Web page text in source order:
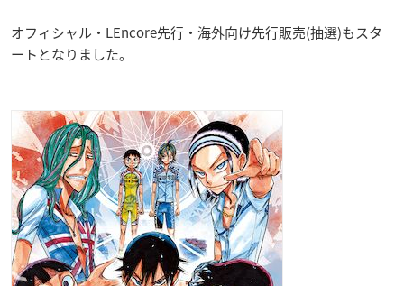
オフィシャル・LEncore先行・海外向け先行販売(抽選)もスタ
ートとなりました。